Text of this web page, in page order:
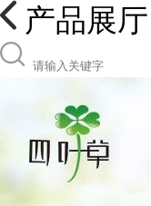
产品展厅